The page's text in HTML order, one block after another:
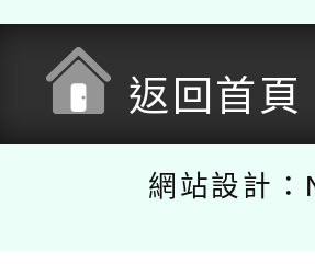
返回首頁
網站設計